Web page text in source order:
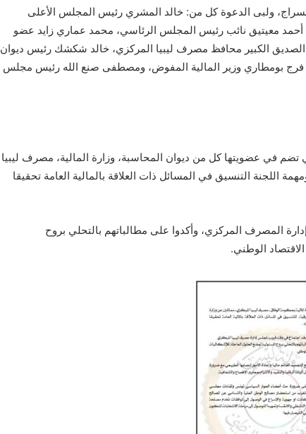
ولبى الدعوة كل من: خالد المشري رئيس المجلس الأعلى
أحمد معيتيق نائب رئيس المجلس الرئاسي، محمد عماري زايد عضو
الكبير محافظ مصرف ليبيا المركزي، خالد شكشك رئيس ديوان
فرج بومطاري وزير المالية المفوض، ومصطفى صنع الله رئيس مجلس
تضم في عضويتها كل من ديوان المحاسبة، وزارة المالية، مصرف ليبيا
اللجنة التنسيق في المسائل ذات العلاقة بالمالية العامة تحقيقا
المصرف المركزي، وأكدوا على مطالباتهم بالتحلي بروح
الوطني.